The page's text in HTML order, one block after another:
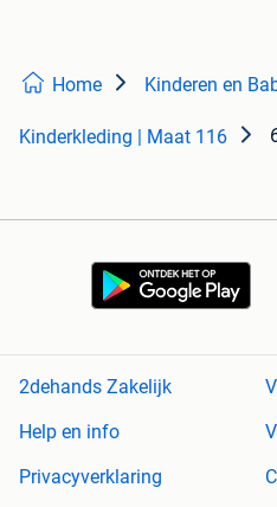
Home Kinderen en
Kinderkleding | Maat 116
2dehands Zakelijk
Help en info
Privacyverklaring